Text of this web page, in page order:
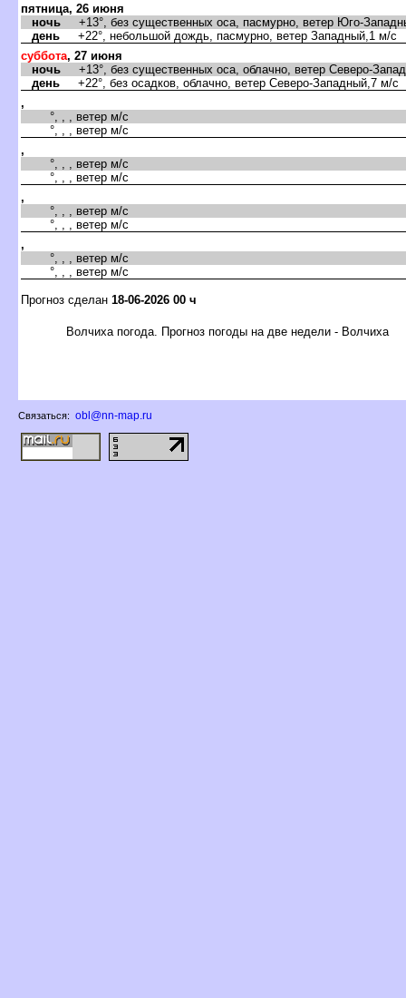
пятница, 26 июня
ночь +13°, без существенных оса, пасмурно, ветер Юго-
день +22°, небольшой дождь, пасмурно, ветер Западный,1 м/с
суббота, 27 июня
ночь +13°, без существенных оса, облачно, ветер Северо-
день +22°, без осадков, облачно, ветер Северо-Западный,7 м/с
,
°, , , ветер м/с
°, , , ветер м/с
,
°, , , ветер м/с
°, , , ветер м/с
,
°, , , ветер м/с
°, , , ветер м/с
,
°, , , ветер м/с
°, , , ветер м/с
Прогноз сделан 18-06-2026 00 ч
олчиха погода. Прогноз погоды на две недели - Волчиха
Связаться: obl@nn-map.ru